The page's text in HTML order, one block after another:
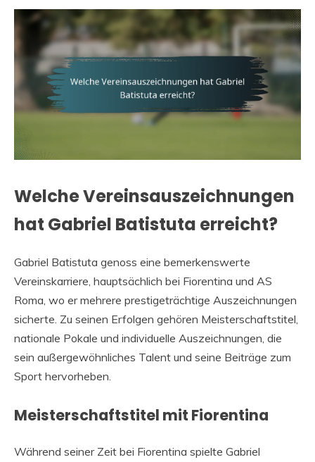
Welche Vereinsauszeichnungen
hat Gabriel Batistuta erreicht?
Gabriel Batistuta genoss eine bemerkenswerte
Vereinskarriere, hauptsächlich bei Fiorentina und AS
Roma, wo er mehrere prestigeträchtige Auszeichnungen
sicherte. Zu seinen Erfolgen gehören Meisterschaftstitel,
nationale Pokale und individuelle Auszeichnungen, die
sein außergewöhnliches Talent und seine Beiträge zum
Sport hervorheben.
Meisterschaftstitel mit Fiorentina
Während seiner Zeit bei Fiorentina spielte Gabriel